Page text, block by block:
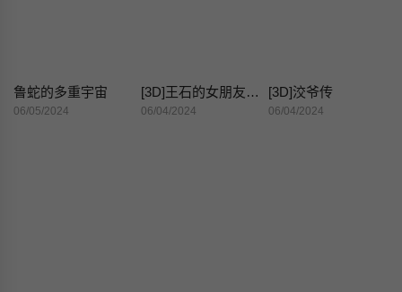
鲁蛇的多重宇宙
06/05/2024
[3D]王石的女朋友以及阿姨和闺蜜
06/04/2024
[3D]洨爷传
06/04/2024